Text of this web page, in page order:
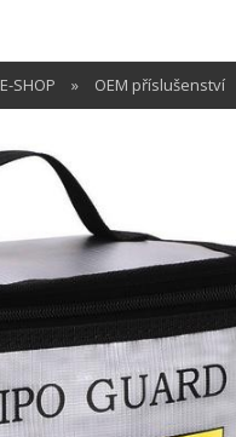
E-SHOP » OEM příslušenství